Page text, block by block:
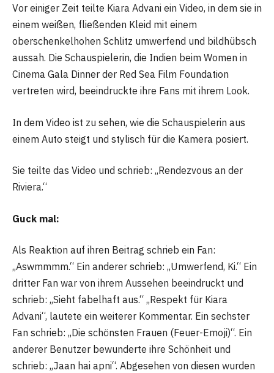
Vor einiger Zeit teilte Kiara Advani ein Video, in dem sie in
einem weißen, fließenden Kleid mit einem
oberschenkelhohen Schlitz umwerfend und bildhübsch
aussah. Die Schauspielerin, die Indien beim Women in
Cinema Gala Dinner der Red Sea Film Foundation
vertreten wird, beeindruckte ihre Fans mit ihrem Look.
In dem Video ist zu sehen, wie die Schauspielerin aus
einem Auto steigt und stylisch für die Kamera posiert.
Sie teilte das Video und schrieb: „Rendezvous an der
Riviera.“
Guck mal:
Als Reaktion auf ihren Beitrag schrieb ein Fan:
„Aswmmmm.“ Ein anderer schrieb: „Umwerfend, Ki.“ Ein
dritter Fan war von ihrem Aussehen beeindruckt und
schrieb: „Sieht fabelhaft aus.“ „Respekt für Kiara
Advani“, lautete ein weiterer Kommentar. Ein sechster
Fan schrieb: „Die schönsten Frauen (Feuer-Emoji)“. Ein
anderer Benutzer bewunderte ihre Schönheit und
schrieb: „Jaan hai apni“. Abgesehen von diesen wurden